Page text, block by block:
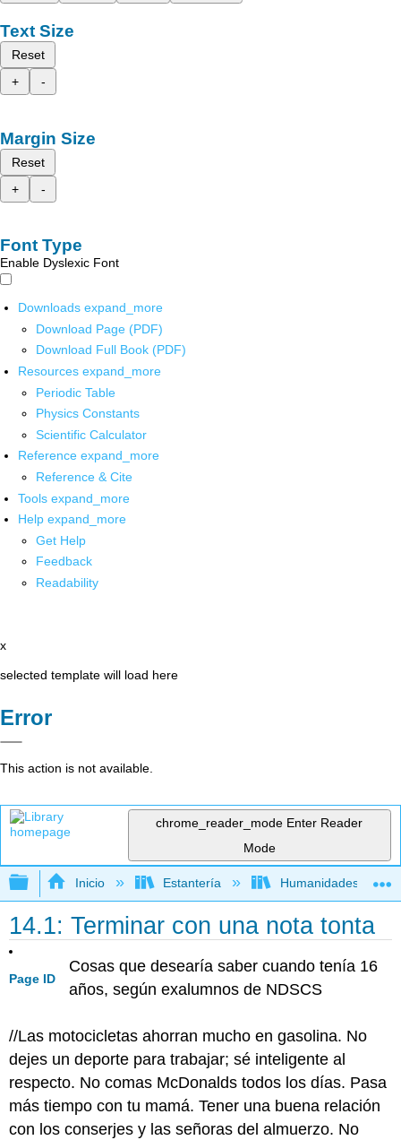
Text Size
Reset
+
-
Margin Size
Reset
+
-
Font Type
Enable Dyslexic Font
Downloads expand_more
Download Page (PDF)
Download Full Book (PDF)
Resources expand_more
Periodic Table
Physics Constants
Scientific Calculator
Reference expand_more
Reference & Cite
Tools expand_more
Help expand_more
Get Help
Feedback
Readability
x
selected template will load here
Error
This action is not available.
chrome_reader_mode Enter Reader
Mode
Expandir/contraer jerarquía global
Inicio Estantería Humanidades
14.1: Terminar con una nota tonta
Page ID
Cosas que desearía saber cuando tenía 16
años, según exalumnos de NDSCS
//Las motocicletas ahorran mucho en gasolina. No
dejes un deporte para trabajar; sé inteligente al
respecto. No comas McDonalds todos los días. Pasa
más tiempo con tu mamá. Tener una buena relación
con los conserjes y las señoras del almuerzo. No